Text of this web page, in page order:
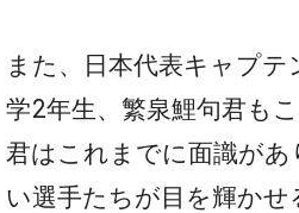
また、日本代表キャプ
学2年生、繁泉鯉句君も
君はこれまでに面識が
い選手たちが目を輝か